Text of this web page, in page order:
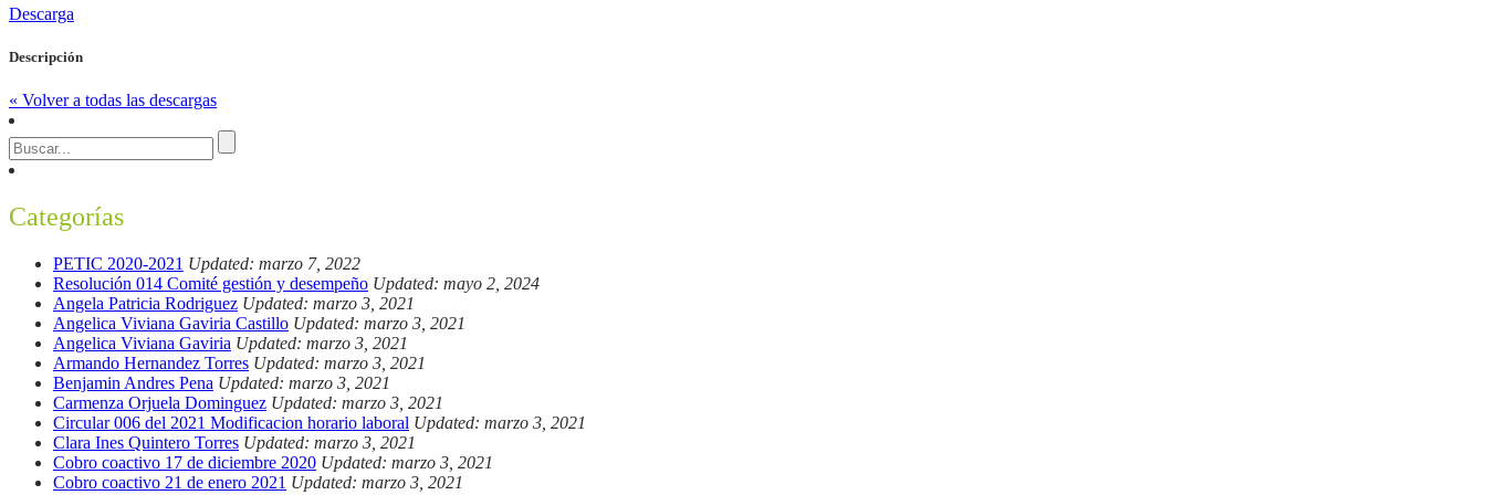
Descarga
Descripción
« Volver a todas las descargas
Categorías
PETIC 2020-2021 Updated: marzo 7, 2022
Resolución 014 Comité gestión y desempeño Updated: mayo 2, 2024
Angela Patricia Rodriguez Updated: marzo 3, 2021
Angelica Viviana Gaviria Castillo Updated: marzo 3, 2021
Angelica Viviana Gaviria Updated: marzo 3, 2021
Armando Hernandez Torres Updated: marzo 3, 2021
Benjamin Andres Pena Updated: marzo 3, 2021
Carmenza Orjuela Dominguez Updated: marzo 3, 2021
Circular 006 del 2021 Modificacion horario laboral Updated: marzo 3, 2021
Clara Ines Quintero Torres Updated: marzo 3, 2021
Cobro coactivo 17 de diciembre 2020 Updated: marzo 3, 2021
Cobro coactivo 21 de enero 2021 Updated: marzo 3, 2021